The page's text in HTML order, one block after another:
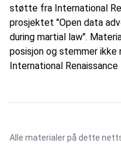
støtte fra International
prosjektet "Open data
during martial law".
posisjon og stemmer ikke
International Renaissance
Alle materialer på dette